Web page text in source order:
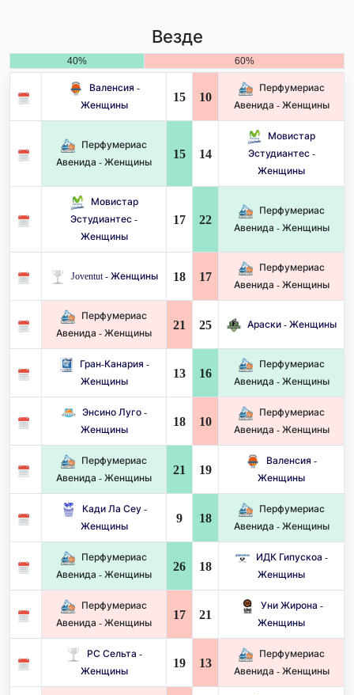
Везде
40% 60%
Валенсия -
Женщины
15 10
Перфумериас
Авенида - Женщины
Перфумериас
Авенида - Женщины
15 14
Мовистар
Эстудиантес -
Женщины
Мовистар
Эстудиантес -
Женщины
17 22
Перфумериас
Авенида - Женщины
Joventut - Женщины 18 17
Перфумериас
Авенида - Женщины
Перфумериас
Авенида - Женщины
21 25 Араски - Женщины
Гран-Канария -
Женщины
13 16
Перфумериас
Авенида - Женщины
Энсино Луго -
Женщины
18 10
Перфумериас
Авенида - Женщины
Перфумериас
Авенида - Женщины
21 19
Валенсия -
Женщины
Кади Ла Сеу -
Женщины
9 18
Перфумериас
Авенида - Женщины
Перфумериас
Авенида - Женщины
26 18
ИДК Гипускоа -
Женщины
Перфумериас
Авенида - Женщины
17 21
Уни Жирона -
Женщины
РС Сельта -
Женщины
19 13
Перфумериас
Авенида - Женщины